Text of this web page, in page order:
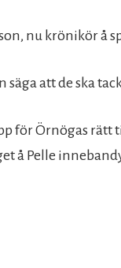
nu krönikör å
att de ska
för Örnögas rätt
å Pelle